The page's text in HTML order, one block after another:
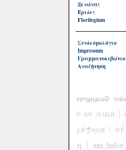
Ξενώνας
Έριδες
Florilegium
Συνδεσμολόγιο
Impressum
Γραμματοκιβώτιο
Αναζήτηση